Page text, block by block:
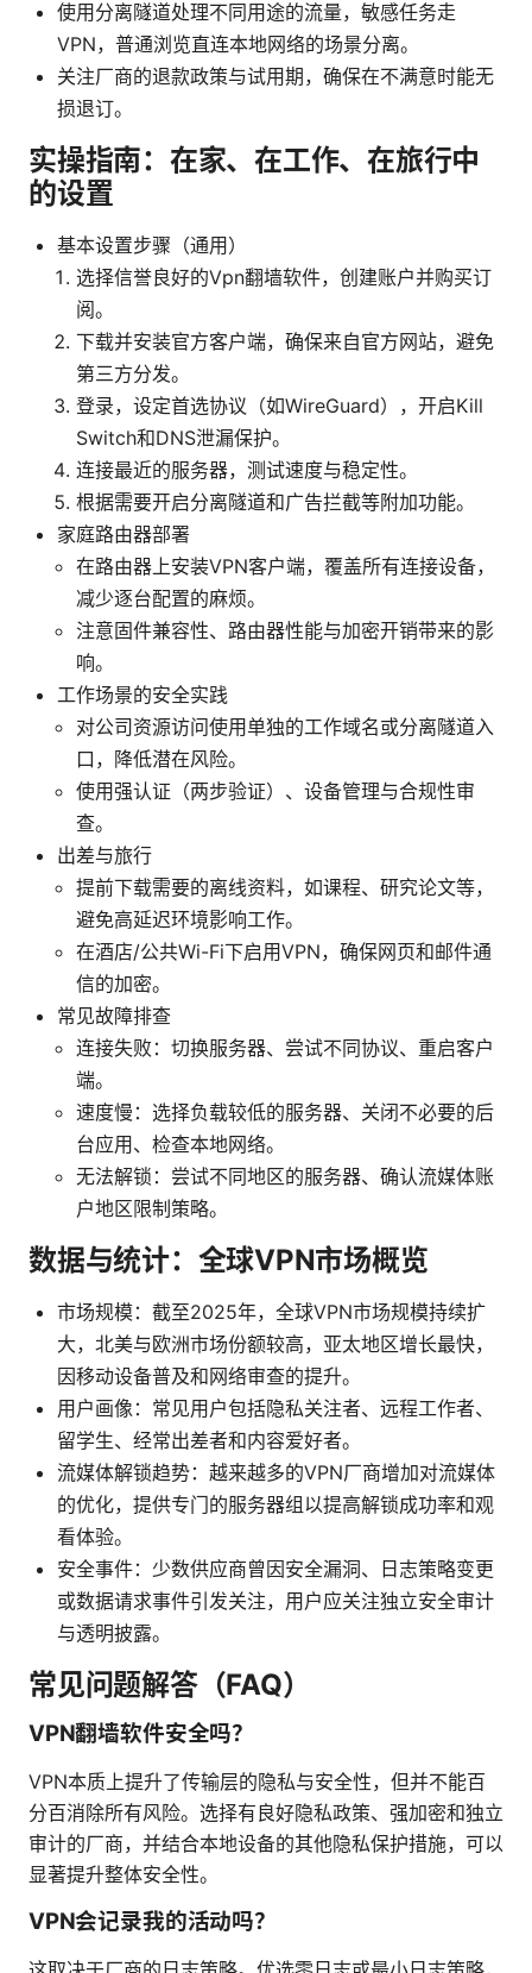
使用分离隧道处理不同用途的流量，敏感任务走
VPN，普通浏览直连本地网络的场景分离。
关注厂商的退款政策与试用期，确保在不满意时能无
损退订。
实操指南：在家、在工作、在旅行中
的设置
基本设置步骤（通用）
选择信誉良好的Vpn翻墙软件，创建账户并购买订
阅。
下载并安装官方客户端，确保来自官方网站，避免
第三方分发。
登录，设定首选协议（如WireGuard），开启Kill
Switch和DNS泄漏保护。
连接最近的服务器，测试速度与稳定性。
根据需要开启分离隧道和广告拦截等附加功能。
家庭路由器部署
在路由器上安装VPN客户端，覆盖所有连接设备，
减少逐台配置的麻烦。
注意固件兼容性、路由器性能与加密开销带来的影
响。
工作场景的安全实践
对公司资源访问使用单独的工作域名或分离隧道入
口，降低潜在风险。
使用强认证（两步验证）、设备管理与合规性审
查。
出差与旅行
提前下载需要的离线资料，如课程、研究论文等，
避免高延迟环境影响工作。
在酒店/公共Wi-Fi下启用VPN，确保网页和邮件通
信的加密。
常见故障排查
连接失败：切换服务器、尝试不同协议、重启客户
端。
速度慢：选择负载较低的服务器、关闭不必要的后
台应用、检查本地网络。
无法解锁：尝试不同地区的服务器、确认流媒体账
户地区限制策略。
数据与统计：全球VPN市场概览
市场规模：截至2025年，全球VPN市场规模持续扩
大，北美与欧洲市场份额较高，亚太地区增长最快，
因移动设备普及和网络审查的提升。
用户画像：常见用户包括隐私关注者、远程工作者、
留学生、经常出差者和内容爱好者。
流媒体解锁趋势：越来越多的VPN厂商增加对流媒体
的优化，提供专门的服务器组以提高解锁成功率和观
看体验。
安全事件：少数供应商曾因安全漏洞、日志策略变更
或数据请求事件引发关注，用户应关注独立安全审计
与透明披露。
常见问题解答（FAQ）
VPN翻墙软件安全吗？
VPN本质上提升了传输层的隐私与安全性，但并不能百
分百消除所有风险。选择有良好隐私政策、强加密和独立
审计的厂商，并结合本地设备的其他隐私保护措施，可以
显著提升整体安全性。
VPN会记录我的活动吗？